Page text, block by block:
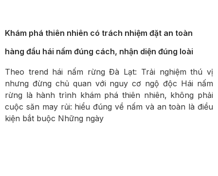
Khám phá thiên nhiên có trách nhiệm đặt an toàn
hàng đầu hái nấm đúng cách, nhận diện đúng loài
Theo trend hái nấm rừng Đà Lạt: Trải nghiệm thú vị
nhưng đừng chủ quan với nguy cơ ngộ độc Hái nấm
rừng là hành trình khám phá thiên nhiên, không phải
cuộc săn may rủi: hiểu đúng về nấm và an toàn là điều
kiện bắt buộc Những ngày